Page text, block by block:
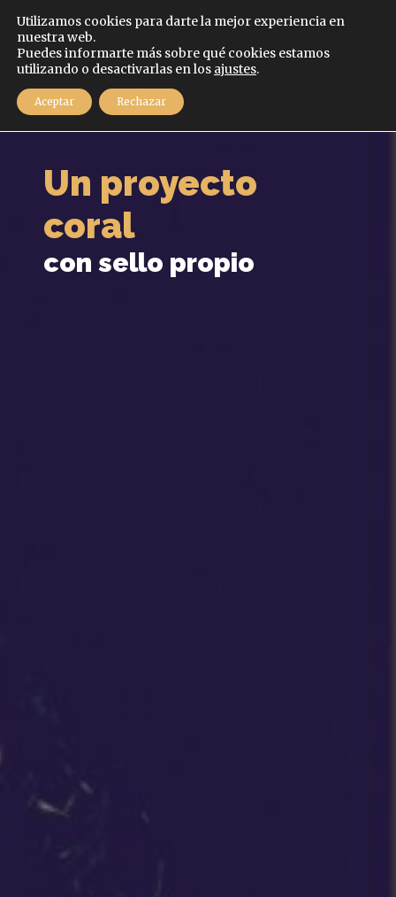
MENÚ
Un proyecto
coral
con sello propio
Español
Utilizamos cookies para darte la mejor experiencia en
nuestra web.
Puedes informarte más sobre qué cookies estamos
utilizando o desactivarlas en los ajustes.
Aceptar Rechazar